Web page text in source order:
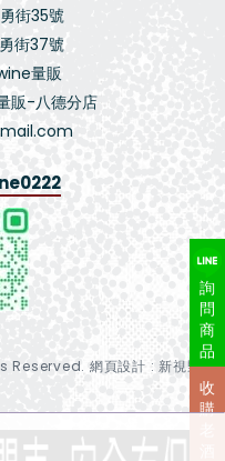
街35號
街37號
量販
販-八德分店
Reserved. 網頁設計 : 新視野
詢
問
商
品
收
購